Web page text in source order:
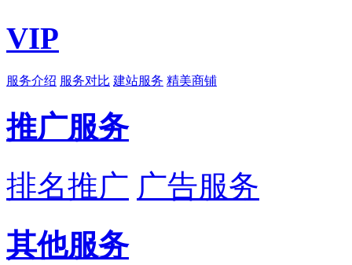
VIP
服务介绍 服务对比 建站服务 精美商铺
推广服务
排名推广 广告服务
其他服务